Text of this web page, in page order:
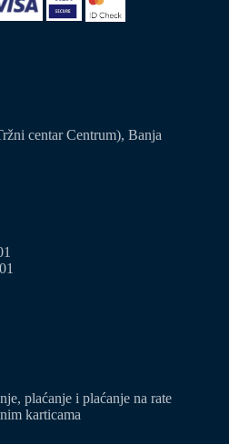
centar Centrum), Banja
plaćanje i plaćanje na rate
karticama